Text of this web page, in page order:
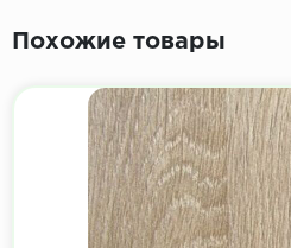
Похожие товары